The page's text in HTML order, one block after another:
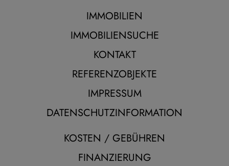
IMMOBILIEN
IMMOBILIENSUCHE
KONTAKT
REFERENZOBJEKTE
IMPRESSUM
DATENSCHUTZINFORMATION
KOSTEN / GEBÜHREN
FINANZIERUNG